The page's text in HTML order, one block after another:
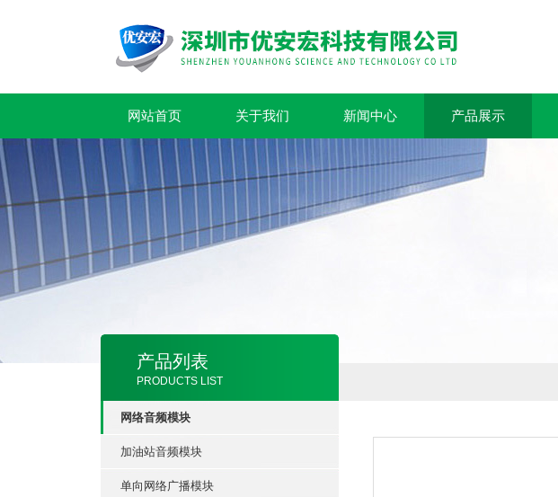
网站首页 关于我们 新闻中心 产品展示
产品列表
PRODUCTS LIST
网络音频模块
加油站音频模块
单向网络广播模块